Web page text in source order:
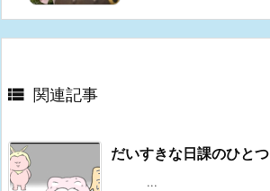
 関連記事
だいすきな日課のひとつ
...